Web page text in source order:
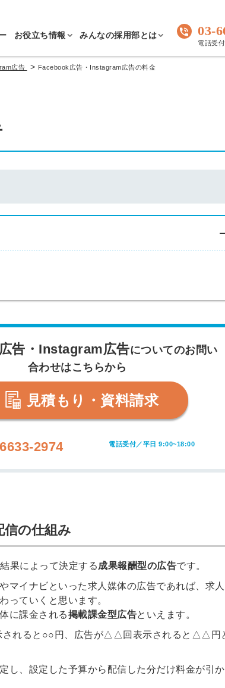
お役立ち情報 みんなの採用部とは 03-
電話受
広告 > Facebook広告・Instagram広告の料金
告・Instagram広告についてのお問い
合わせはこちらから
見積もり・資料請求
2974 電話受付／平日 9:00~18:00
の仕組み
果によって決定する成果報酬型の広告です。
マイナビといった求人媒体の広告であれば、求
っていくと思います。
に課金される掲載課金型広告といえます。
されると○○円、広告が△△回表示されると△△円
し、設定した予算から配信した分だけ料金が引